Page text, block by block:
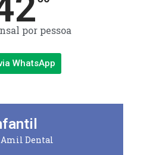
por pessoa
WhatsApp
Amil Dental